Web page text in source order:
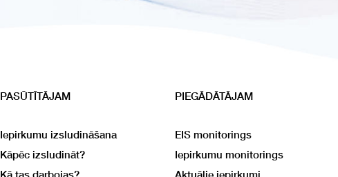
PASŪTĪTĀJAM
Iepirkumu izsludināšana
Kāpēc izsludināt?
Kā tas darbojas?
PIEGĀDĀTĀJAM
EIS monitorings
Iepirkumu monitorings
Aktuālie iepirkumi